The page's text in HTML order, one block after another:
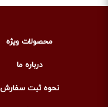
محصولات ویژه
درباره ما
نحوه ثبت سفارش